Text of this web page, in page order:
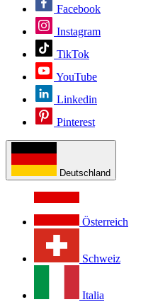
Facebook
Instagram
TikTok
YouTube
Linkedin
Pinterest
Deutschland
Österreich
Schweiz
Italia